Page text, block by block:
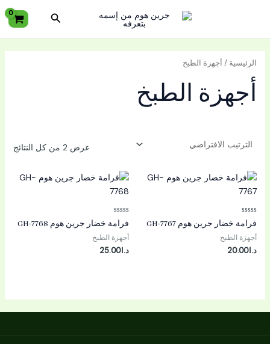
البحث
الرئيسية / أجهزة الطبخ
أجهزة الطبخ
عرض ⁦2⁩ من كل النتائج
تم
التقييم
0
من
5
فرامة خضار جرين هوم GH-7767
أجهزة الطبخ
د.ا20.00
تم
التقييم
0
من
5
فرامة خضار جرين هوم GH-7768
أجهزة الطبخ
د.ا25.00